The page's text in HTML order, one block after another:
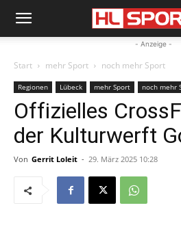
- Anzeige -
Start mehr Sport noch mehr Sport
Regionen Lübeck mehr Sport noch mehr
Offizielles
der Kulturwerft
Von Gerrit Loleit - 29. März 2025 10:28